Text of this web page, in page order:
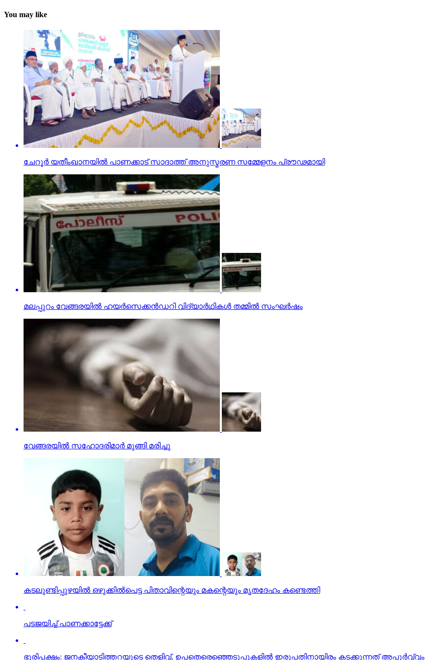
You may like
ചേറൂര്‍ യതീംഖാനയില്‍ പാണക്കാട് സാദാത്ത് അനുസ്മരണ സമ്മേളനം പ്രൗഢമായി
മലപ്പുറം വേങ്ങരയില്‍ ഹയര്‍സെക്കന്‍ഡറി വിദ്യാര്‍ഥികള്‍ തമ്മില്‍ സംഘര്‍ഷം
വേങ്ങരയില്‍ സഹോദരിമാര്‍ മുങ്ങി മരിച്ചു
കടലുണ്ടിപ്പുഴയില്‍ ഒഴുക്കില്‍പെട്ട പിതാവിന്റെയും മകന്റെയും മൃതദേഹം കണ്ടെത്തി
പടജയിച്ച് പാണക്കാട്ടേക്ക്
ഭൂരിപക്ഷം: ജനകീയാടിത്തറയുടെ തെളിവ്, ഉപതെരെഞ്ഞെടുപ്പുകളില്‍ ഇരുപതിനായിരം കടക്കുന്നത് അപൂര്‍വ്വം